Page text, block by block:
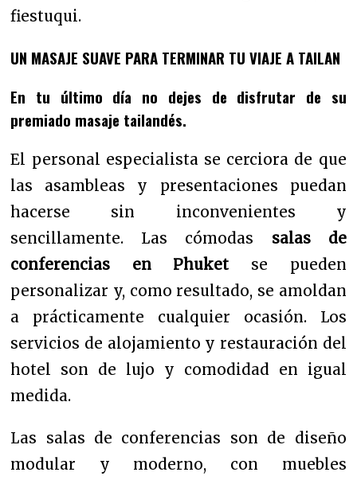
fiestuqui.
UN MASAJE SUAVE PARA TERMINAR TU VIAJE A TAILAN
En tu último día no dejes de disfrutar de su
premiado masaje tailandés.
El personal especialista se cerciora de que
las asambleas y presentaciones puedan
hacerse sin inconvenientes y
sencillamente. Las cómodas salas de
conferencias en Phuket se pueden
personalizar y, como resultado, se amoldan
a prácticamente cualquier ocasión. Los
servicios de alojamiento y restauración del
hotel son de lujo y comodidad en igual
medida.
Las salas de conferencias son de diseño
modular y moderno, con muebles